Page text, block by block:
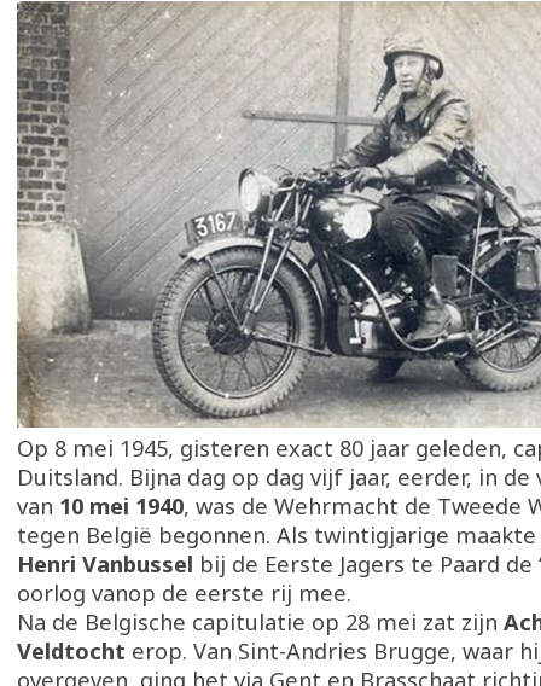
Op 8 mei 1945, gisteren exact 80 jaar geleden,
Duitsland. Bijna dag op dag vijf jaar, eerder, in
van 10 mei 1940, was de Wehrmacht de Tweede
tegen België begonnen. Als twintigjarige maakte
Henri Vanbussel bij de Eerste Jagers te Paard de
oorlog vanop de eerste rij mee.
Na de Belgische capitulatie op 28 mei zat zijn
Veldtocht erop. Van Sint-Andries Brugge, waar
overgeven, ging het via Gent en Brasschaat